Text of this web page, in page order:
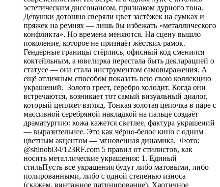
эстетическим диссонансом, признаком дурного тона.
Девушки дотошно сверяли цвет застёжек на сумках и
пряжек на ремнях — лишь бы избежать «металлического
конфликта». Но времена меняются. На сцену вышло
поколение, которое не признаёт жёстких рамок.
Гендерные границы стёрлись, офисный код сменился
коктейльным, а ювелирка перестала быть декларацией о
статусе — она стала инструментом самовыражения. А
ещё отличным способом показать всю свою коллекцию
украшений. Золото греет, серебро холодит. Когда они
встречаются, возникает тот самый визуальный диалог,
который цепляет взгляд. Тонкая золотая цепочка в паре с
массивной серебряной накладкой на пальце создаёт
драматургию: кожа кажется светлее, фактура украшений
— выразительнее. Это как чёрно-белое кино с одним
цветным акцентом — мгновенная динамика. Фото:
@shinobi34/123RF.com 5 правил от стилистов, как
носить металлические украшения: 1. Единый
стильПусть все украшения будут либо матовыми, либо
полированными, либо с одной степенью износа
(скажем, винтажное патинирование). Хаотичное